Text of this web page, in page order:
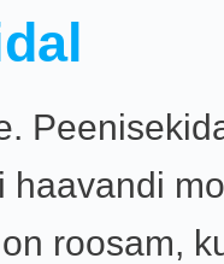
haavandi
roosam,